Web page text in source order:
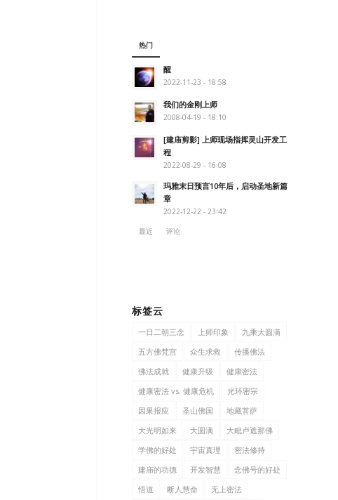
热门
醒
2022-11-23 - 18:58
我们的金刚上师
2008-04-19 - 18:10
[建庙剪影] 上师现场指挥灵山开发工
程
2022-08-29 - 16:08
玛雅末日预言10年后，启动圣地新篇
章
2022-12-22 - 23:42
最近
评论
标签云
一日二朝三念 上师印象
九乘大圆满
五方佛梵宫
众生求救
传播佛法
佛法成就
健康升级
健康密法
健康密法 vs. 健康危机
光环密宗
因果报应
圣山佛国
地藏菩萨
大光明如来
大圆满
大毗卢遮那佛
学佛的好处
宇宙真理
密法修持
建庙的功德
开发智慧
念佛号的好处
悟道
断人慧命
无上密法